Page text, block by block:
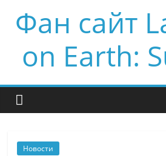
Фан сайт
on Earth:
Новости